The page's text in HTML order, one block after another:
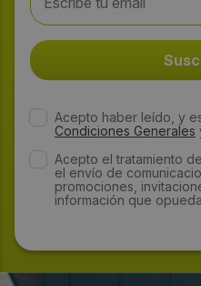
Acepto haber leído, y
Condiciones Generales
Acepto el tratamiento
el envío de
promociones,
información que